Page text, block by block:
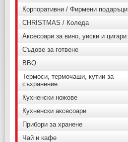
Корпоративни / Фирмени подаръци
CHRISTMAS / Коледа
Аксесоари за вино, уиски и цигари
Съдове за готвене
BBQ
Термоси, термочаши, кутии за
съхранение
Кухненски ножове
Кухненски аксесоари
Прибори за хранене
Чай и кафе